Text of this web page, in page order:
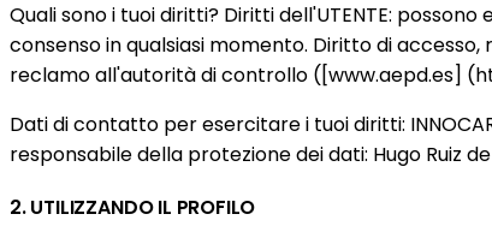
Quali sono i tuoi diritti? Diritti dell'UTENTE:
consenso in qualsiasi momento. Diritto di
reclamo all'autorità di controllo ([www.aepd.es]
Dati di contatto per esercitare i tuoi diritti:
responsabile della protezione dei dati: Hugo Ruiz
2. UTILIZZANDO IL PROFILO